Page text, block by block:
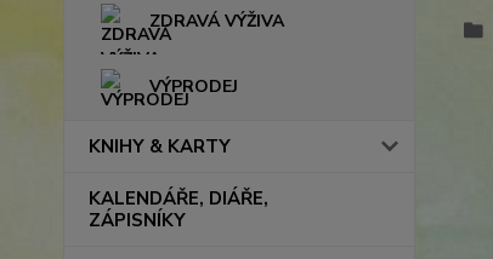
ZDRAVÁ VÝŽIVA
VÝPRODEJ
KNIHY & KARTY
KALENDÁŘE, DIÁŘE,
ZÁPISNÍKY